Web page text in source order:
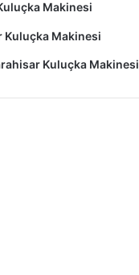
Makinesi
Kuluçka Makinesi
Kuluçka Makinesi